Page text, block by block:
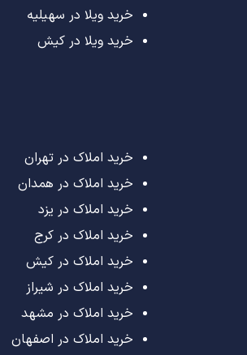
خرید ویلا در سهیلیه
خرید ویلا در کیش
خرید املاک در تهران
خرید املاک در همدان
خرید املاک در یزد
خرید املاک در کرج
خرید املاک در کیش
خرید املاک در شیراز
خرید املاک در مشهد
خرید املاک در اصفهان